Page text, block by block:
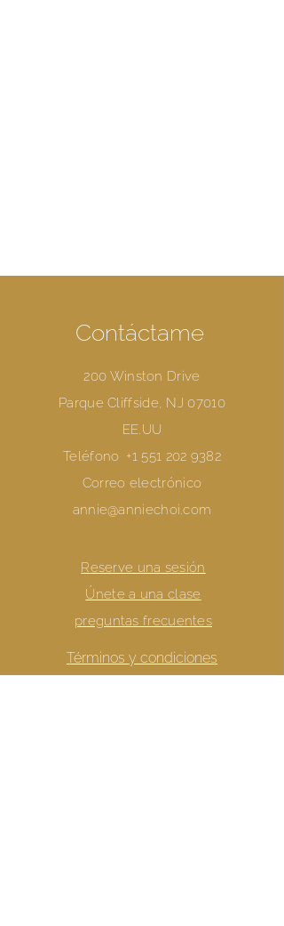
Contáctame
200 Winston Drive
Parque Cliffside, NJ 07010
EE.UU
Teléfono +1 551 202 9382
Correo electrónico
annie@anniechoi.com
Reserve una sesión
Únete a una clase
preguntas frecuentes
Términos y condiciones